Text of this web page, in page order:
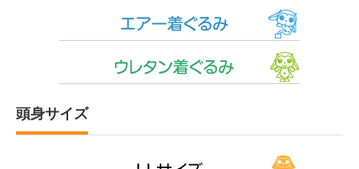
頭身サイズ